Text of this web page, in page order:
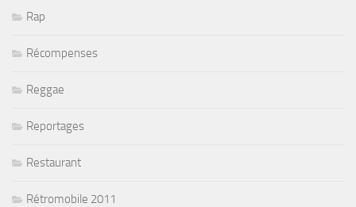
Rap
Récompenses
Reggae
Reportages
Restaurant
Rétromobile 2011